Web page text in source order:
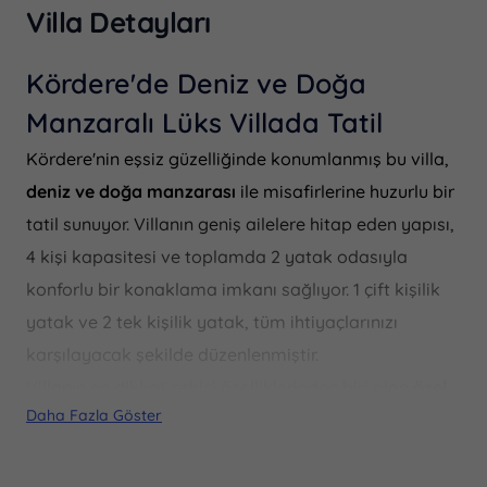
Villa Detayları
Kördere'de Deniz ve Doğa
Manzaralı Lüks Villada Tatil
Kördere'nin eşsiz güzelliğinde konumlanmış bu villa,
deniz ve doğa manzarası ile misafirlerine huzurlu bir
tatil sunuyor. Villanın geniş ailelere hitap eden yapısı,
4 kişi kapasitesi ve toplamda 2 yatak odasıyla
konforlu bir konaklama imkanı sağlıyor. 1 çift kişilik
yatak ve 2 tek kişilik yatak, tüm ihtiyaçlarınızı
havuz3 metre eninde, 8 metre boyunda ve 1.55 metre
Daha Fazla Göster